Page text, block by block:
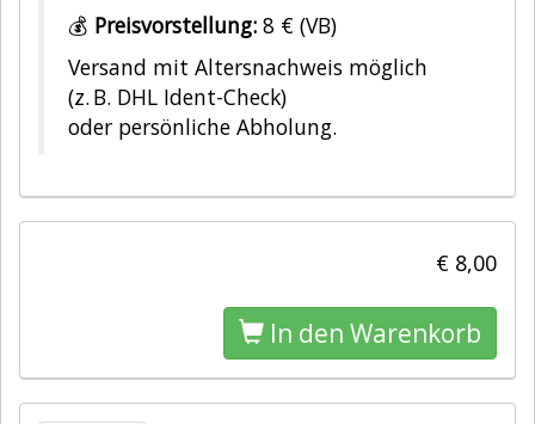
💰 Preisvorstellung: 8 € (VB)
Versand mit Altersnachweis möglich
(z. B. DHL Ident-Check)
oder persönliche Abholung.
€ 8,00
In den Warenkorb